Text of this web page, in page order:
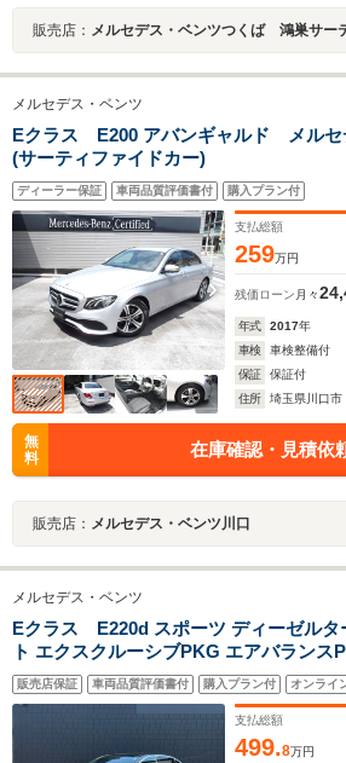
販売店： メルセデス・ベンツつくば 鴻巣サーティ
メルセデス・ベンツ
Eクラス E200 アバンギャルド メルセ
(サーティファイドカー)
ディーラー保証 車両品質評価書付 購入プラン付
支払総額
259万円
残価ローン 月々
年式 2017年
車検
車検整備付
保証
保証付
住所
埼玉県川口市
無
料
在庫確認・見積依
販売店： メルセデス・ベンツ川口
メルセデス・ベンツ
Eクラス E220d スポーツ ディーゼル
ト エクスクルーシブPKG エアバランス
リアPKG サンルーフ HUD Burmester カ
グTV ACC 純正ナビ ワイヤレスチャージ
クドア 360度カメラ ドライブレコーダー
販売店保証 車両品質評価書付 購入プラン付 オンライ
支払総額
499.8万円